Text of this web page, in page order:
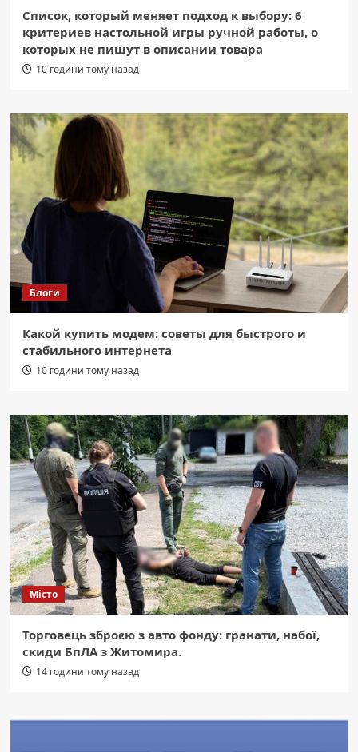
Список, который меняет подход к выбору: 6
критериев настольной игры ручной работы, о
которых не пишут в описании товара
10 години тому назад
Блоги
Какой купить модем: советы для быстрого и
стабильного интернета
10 години тому назад
Місто
Торговець зброєю з авто фонду: гранати, набої,
скиди БпЛА з Житомира.
14 години тому назад